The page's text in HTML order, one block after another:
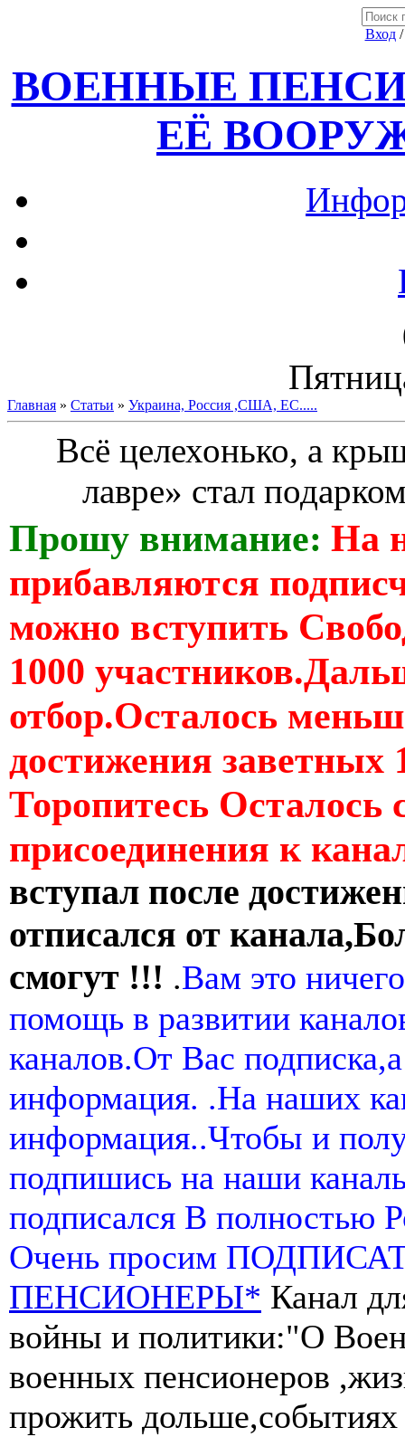
Вход
ВОЕННЫЕ
ЕЁ
Главная » Статьи » Украина, Россия ,США, ЕС.....
Всё целехонько, а
лавре» стал
Прошу внимание: На
прибавляются
можно вступить
1000
отбор.Осталось
достижения заветных
Торопитесь Осталось
присоединения к
вступал после
отписался от
смогут !!! .Вам это
помощь в развитии
каналов.От Вас
информация. .На наших
информация..Чтобы и
подпишись на наши
подписался В полностью
Очень просим
ПЕНСИОНЕРЫ* Канал
войны и политики:"О
военных пенсионеров
прожить